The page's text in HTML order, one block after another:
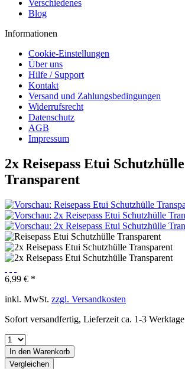
Verschiedenes
Blog
Informationen
Cookie-Einstellungen
Über uns
Hilfe / Support
Kontakt
Versand und Zahlungsbedingungen
Widerrufsrecht
Datenschutz
AGB
Impressum
2x Reisepass Etui Schutzhülle
Transparent
6,99 € *
inkl. MwSt. zzgl. Versandkosten
Sofort versandfertig, Lieferzeit ca. 1-3 Werktage
In den Warenkorb
Vergleichen